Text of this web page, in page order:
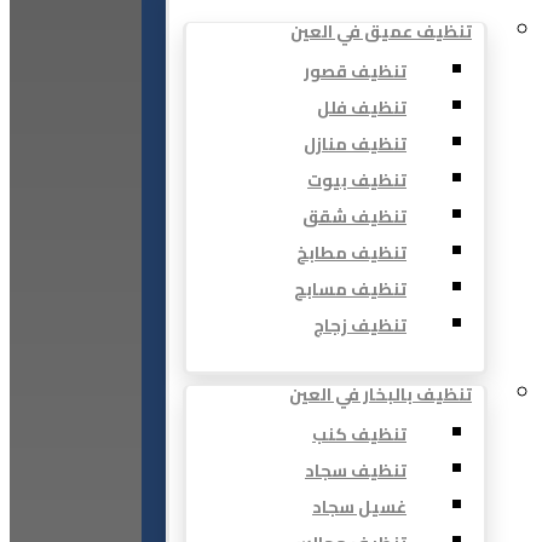
تنظيف عميق في العين
تنظيف قصور
تنظيف فلل
تنظيف منازل
تنظيف بيوت
تنظيف شقق
تنظيف مطابخ
تنظيف مسابح
تنظيف زجاج
تنظيف بالبخار في العين
تنظيف كنب
تنظيف سجاد
غسيل سجاد